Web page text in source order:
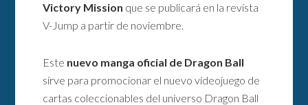
Victory Mission que se publicará en la revista
V-Jump a partir de noviembre.
Este nuevo manga oficial de Dragon Ball
sirve para promocionar el nuevo videojuego de
cartas coleccionables del universo Dragon Ball